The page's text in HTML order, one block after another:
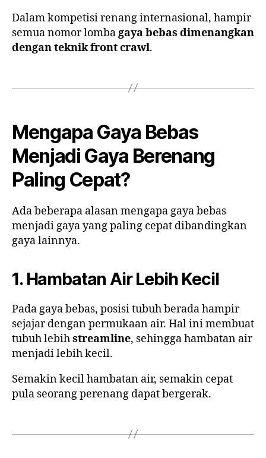
Dalam kompetisi renang internasional, hampir
semua nomor lomba gaya bebas dimenangkan
dengan teknik front crawl.
Mengapa Gaya Bebas
Menjadi Gaya Berenang
Paling Cepat?
Ada beberapa alasan mengapa gaya bebas
menjadi gaya yang paling cepat dibandingkan
gaya lainnya.
1. Hambatan Air Lebih Kecil
Pada gaya bebas, posisi tubuh berada hampir
sejajar dengan permukaan air. Hal ini membuat
tubuh lebihstreamline, sehingga hambatan air
menjadi lebih kecil.
Semakin kecil hambatan air, semakin cepat
pula seorang perenang dapat bergerak.